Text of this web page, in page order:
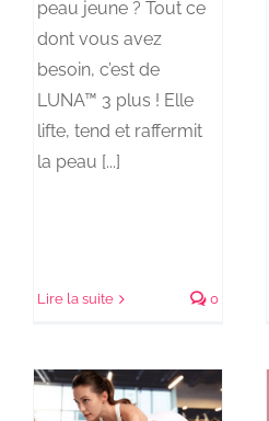
peau jeune ? Tout ce
dont vous avez
besoin, c’est de
LUNA™ 3 plus ! Elle
lifte, tend et raffermit
la peau [...]
Lire la suite 0